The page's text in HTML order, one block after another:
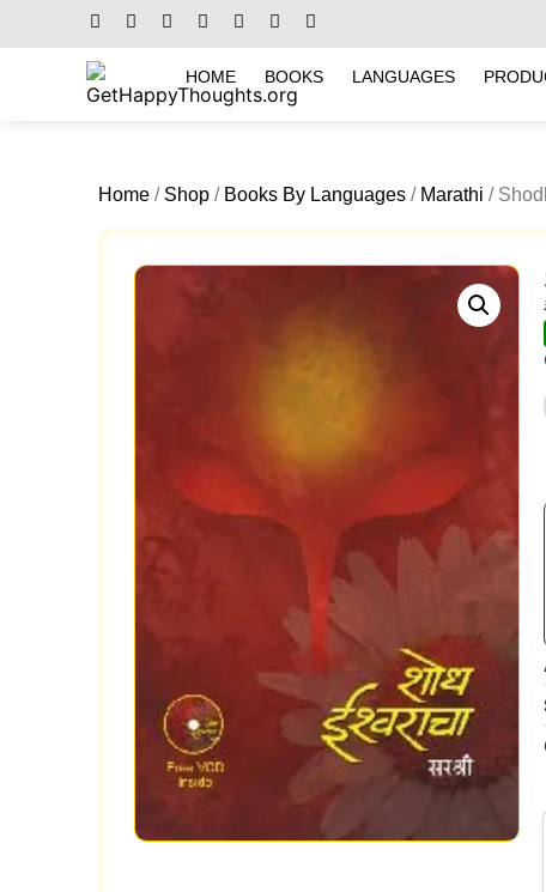
HOME BOOKS LANGUAGES
Home / Shop / Books By Languages / Marathi /